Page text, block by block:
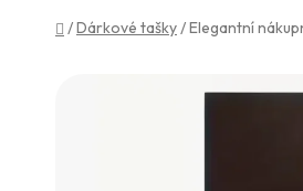
Domů
/Dárkové tašky/Elegantní